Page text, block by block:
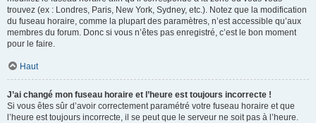
trouvez (ex : Londres, Paris, New York, Sydney, etc.). Notez que la modification
du fuseau horaire, comme la plupart des paramètres, n’est accessible qu’aux
membres du forum. Donc si vous n’êtes pas enregistré, c’est le bon moment
pour le faire.
Haut
J’ai changé mon fuseau horaire et l’heure est toujours incorrecte !
Si vous êtes sûr d’avoir correctement paramétré votre fuseau horaire et que
l’heure est toujours incorrecte, il se peut que le serveur ne soit pas à l’heure.